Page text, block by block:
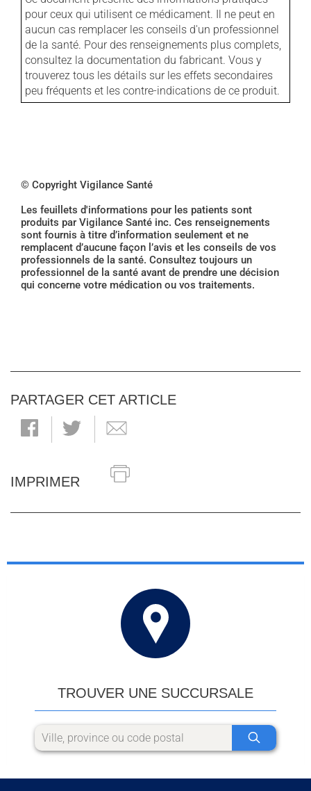
pour ceux qui utilisent ce médicament. Il ne peut en
aucun cas remplacer les conseils d'un professionnel
de la santé. Pour des renseignements plus complets,
consultez la documentation du fabricant. Vous y
trouverez tous les détails sur les effets secondaires
peu fréquents et les contre-indications de ce produit.
© Copyright Vigilance Santé
Les feuillets d'informations pour les patients sont
produits par Vigilance Santé inc. Ces renseignements
sont fournis à titre d’information seulement et ne
remplacent d’aucune façon l’avis et les conseils de vos
professionnels de la santé. Consultez toujours un
professionnel de la santé avant de prendre une décision
qui concerne votre médication ou vos traitements.
PARTAGER CET ARTICLE
IMPRIMER
TROUVER UNE SUCCURSALE